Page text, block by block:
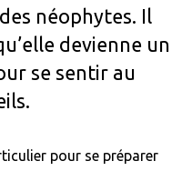
néophytes. Il
devienne un
se sentir au
pour se préparer